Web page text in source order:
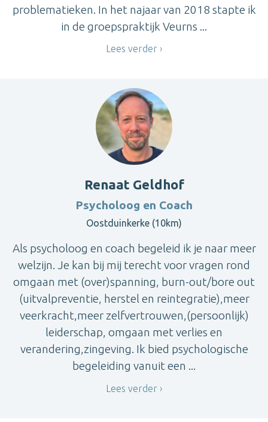
problematieken. In het najaar van 2018 stapte ik
in de groepspraktijk Veurns ...
Lees verder
Renaat Geldhof
Psycholoog en Coach
Oostduinkerke (10km)
Als psycholoog en coach begeleid ik je naar meer
welzijn. Je kan bij mij terecht voor vragen rond
omgaan met (over)spanning, burn-out/bore out
(uitvalpreventie, herstel en reintegratie),meer
veerkracht,meer zelfvertrouwen,(persoonlijk)
leiderschap, omgaan met verlies en
verandering,zingeving. Ik bied psychologische
begeleiding vanuit een ...
Lees verder